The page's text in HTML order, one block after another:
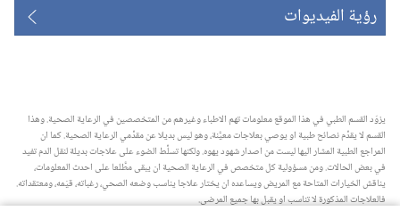
رؤية الفيديوات
يزوّد القسم الطبي في هذا الموقع معلومات تهم الاطباء وغيرهم من المتخصصين في الرعاية الصحية.‏ وهذا
القسم لا يقدِّم نصائح طبية او يوصي بعلاجات معيَّنة،‏ وهو ليس بديلا عن مقدِّمي الرعاية الصحية.‏ كما ان
المراجع الطبية المشار اليها ليست من اصدار شهود يهوه.‏ ولكنها تسلِّط الضوء على علاجات بديلة لنقل الدم تفيد
في بعض الحالات.‏ ومن مسؤولية كل متخصص في الرعاية الصحية ان يبقى مطَّلعا على احدث المعلومات،‏
يناقش الخيارات المتاحة مع المريض ويساعده ان يختار علاجا يناسب وضعه الصحي،‏ رغباته،‏ قيَمه،‏ ومعتقداته.‏
فالعلاجات المذكورة لا تناسب او يقبل بها جميع المرضى.‏